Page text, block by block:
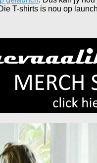
T-shirts is nou op